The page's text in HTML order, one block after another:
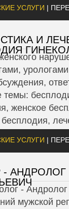
УСЛУГИ
И
темы:
женское
бесплодия,
УСЛУГИ
-
-
мужской